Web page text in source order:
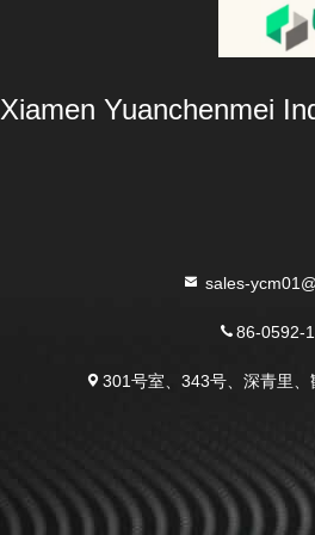
Xiamen Yuanchenmei
sales-
86-0592-
301号室、343号、深青里